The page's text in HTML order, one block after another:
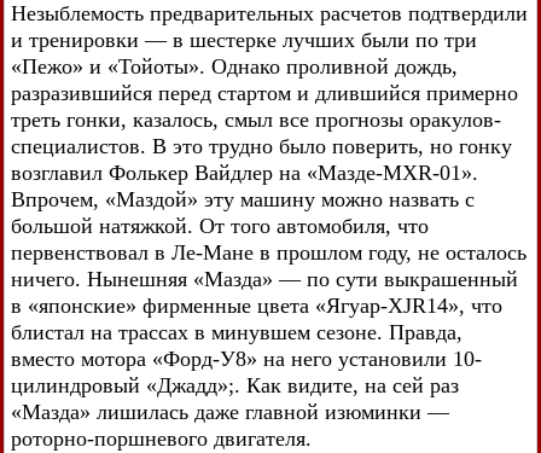
Незыблемость предварительных расчетов подтвердили
и тренировки — в шестерке лучших были по три
«Пежо» и «Тойоты». Однако проливной дождь,
разразившийся перед стартом и длившийся примерно
треть гонки, казалось, смыл все прогнозы оракулов-
специалистов. В это трудно было поверить, но гонку
возглавил Фолькер Вайдлер на «Мазде-MXR-01».
Впрочем, «Маздой» эту машину можно назвать с
большой натяжкой. От того автомобиля, что
первенствовал в Ле-Мане в прошлом году, не осталось
ничего. Нынешняя «Мазда» — по сути выкрашенный
в «японские» фирменные цвета «Ягуap-XJR14», что
блистал на трассах в минувшем сезоне. Правда,
вместо мотора «Форд-У8» на него установили 10-
цилиндровый «Джадд»;. Как видите, на сей раз
«Мазда» лишилась даже главной изюминки —
роторно-поршневого двигателя.